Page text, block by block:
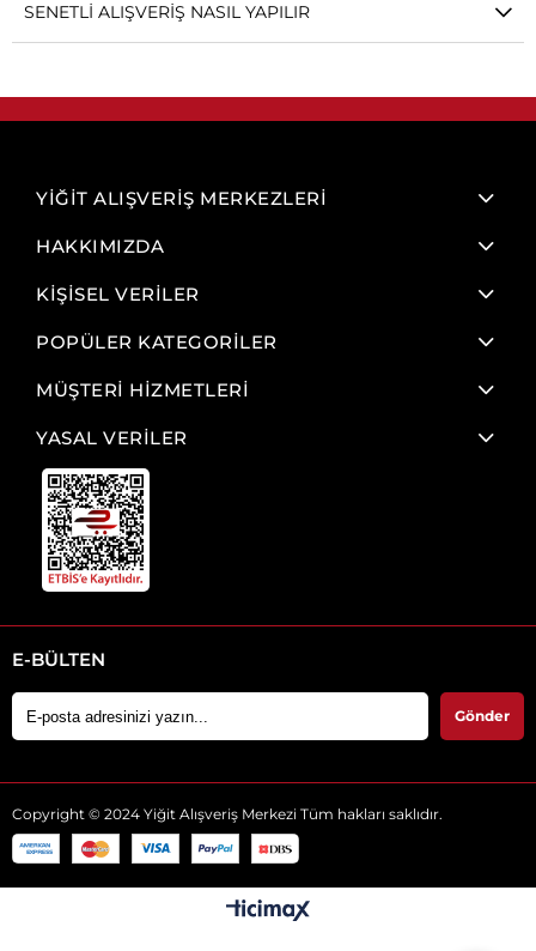
SENETLI ALIŞVERIŞ NASIL YAPILIR
YİĞİT ALIŞVERİŞ MERKEZLERİ
HAKKIMIZDA
KİŞİSEL VERİLER
POPÜLER KATEGORİLER
MÜŞTERİ HİZMETLERİ
YASAL VERİLER
E-BÜLTEN
Gönder
Copyright © 2024 Yiğit Alışveriş Merkezi Tüm hakları saklıdır.